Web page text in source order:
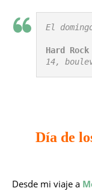
El
Hard
14,
Día de
Desde mi viaje a